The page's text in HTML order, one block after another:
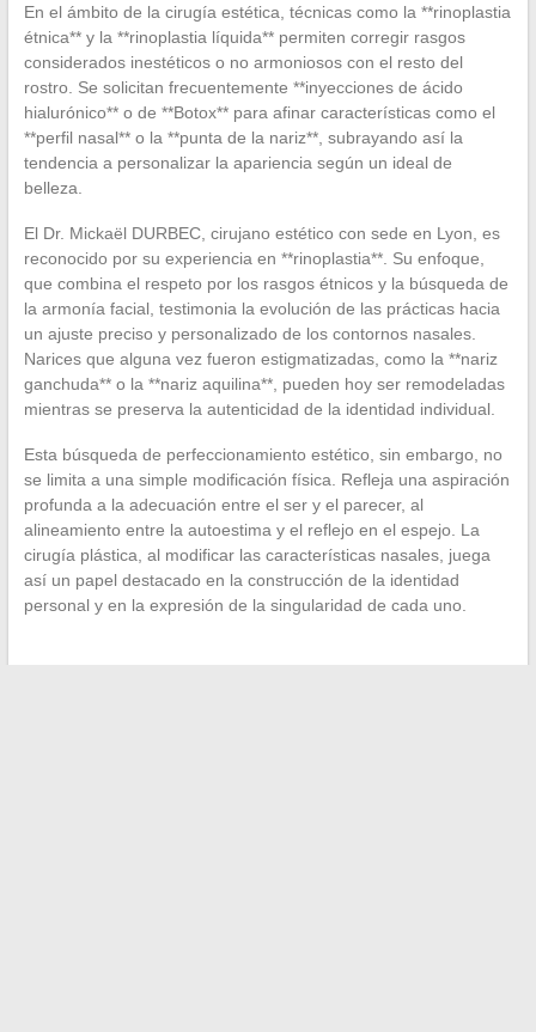
En el ámbito de la cirugía estética, técnicas como la **rinoplastia
étnica** y la **rinoplastia líquida** permiten corregir rasgos
considerados inestéticos o no armoniosos con el resto del
rostro. Se solicitan frecuentemente **inyecciones de ácido
hialurónico** o de **Botox** para afinar características como el
**perfil nasal** o la **punta de la nariz**, subrayando así la
tendencia a personalizar la apariencia según un ideal de
belleza.
El Dr. Mickaël DURBEC, cirujano estético con sede en Lyon, es
reconocido por su experiencia en **rinoplastia**. Su enfoque,
que combina el respeto por los rasgos étnicos y la búsqueda de
la armonía facial, testimonia la evolución de las prácticas hacia
un ajuste preciso y personalizado de los contornos nasales.
Narices que alguna vez fueron estigmatizadas, como la **nariz
ganchuda** o la **nariz aquilina**, pueden hoy ser remodeladas
mientras se preserva la autenticidad de la identidad individual.
Esta búsqueda de perfeccionamiento estético, sin embargo, no
se limita a una simple modificación física. Refleja una aspiración
profunda a la adecuación entre el ser y el parecer, al
alineamiento entre la autoestima y el reflejo en el espejo. La
cirugía plástica, al modificar las características nasales, juega
así un papel destacado en la construcción de la identidad
personal y en la expresión de la singularidad de cada uno.